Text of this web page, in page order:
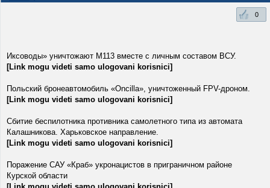
0
Иксоводы» уничтожают М113 вместе с личным составом ВСУ.
[Link mogu videti samo ulogovani korisnici]
Польский бронеавтомобиль «Oncilla», уничтоженный FPV-дроном.
[Link mogu videti samo ulogovani korisnici]
Сбитие беспилотника противника самолетного типа из автомата
Калашникова. Харьковское направление.
[Link mogu videti samo ulogovani korisnici]
Поражение САУ «Краб» укронацистов в приграничном районе
Курской области